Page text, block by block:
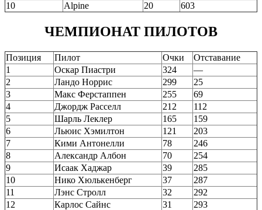
10
Alpine 20 603
ЧЕМПИОНАТ ПИЛОТОВ
Позиция Пилот Очки
Отставание
1
Оскар Пиастри 324
—
2
Ландо Норрис 299
25
3
Макс Ферстаппен 255
69
4
Джордж Расселл 212
112
5
Шарль Леклер 165
159
6
Льюис Хэмилтон 121
203
7
Кими Антонелли 78
246
8
Александр Албон 70
254
9
Исаак Хаджар 39
285
10
Нико Хюлькенберг 37
287
11
Лэнс Стролл 32
292
12
Карлос Сайнс 31
293